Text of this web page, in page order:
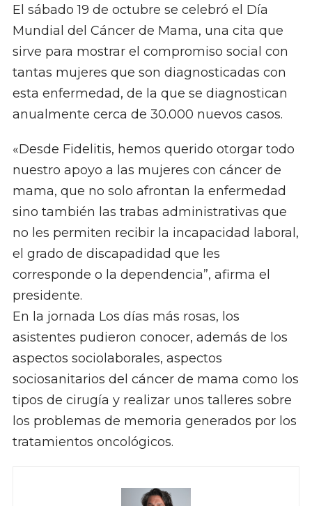
El sábado 19 de octubre se celebró el Día
Mundial del Cáncer de Mama, una cita que
sirve para mostrar el compromiso social con
tantas mujeres que son diagnosticadas con
esta enfermedad, de la que se diagnostican
anualmente cerca de 30.000 nuevos casos.
«Desde Fidelitis, hemos querido otorgar todo
nuestro apoyo a las mujeres con cáncer de
mama, que no solo afrontan la enfermedad
sino también las trabas administrativas que
no les permiten recibir la incapacidad laboral,
el grado de discapadidad que les
corresponde o la dependencia”, afirma el
presidente.
En la jornada Los días más rosas, los
asistentes pudieron conocer, además de los
aspectos sociolaborales, aspectos
sociosanitarios del cáncer de mama como los
tipos de cirugía y realizar unos talleres sobre
los problemas de memoria generados por los
tratamientos oncológicos.